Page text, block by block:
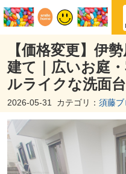
【価格変更】伊
建て｜広いお庭
ルライクな洗面
2026-05-31 カテゴリ： 須藤ブ